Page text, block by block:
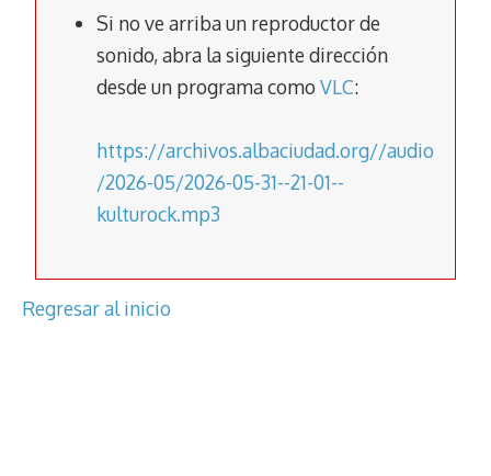
Si no ve arriba un reproductor de
sonido, abra la siguiente dirección
desde un programa como VLC:
https://archivos.albaciudad.org//audio
/2026-05/2026-05-31--21-01--
kulturock.mp3
Regresar al inicio